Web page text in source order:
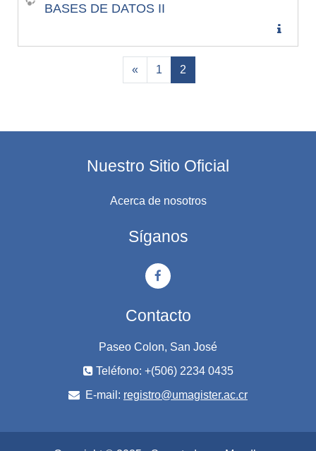
BASES DE DATOS II
« Anterior
1 2
Nuestro Sitio Oficial
Acerca de nosotros
Síganos
Contacto
Paseo Colon, San José
Teléfono: +(506) 2234 0435
E-mail: registro@umagister.ac.cr